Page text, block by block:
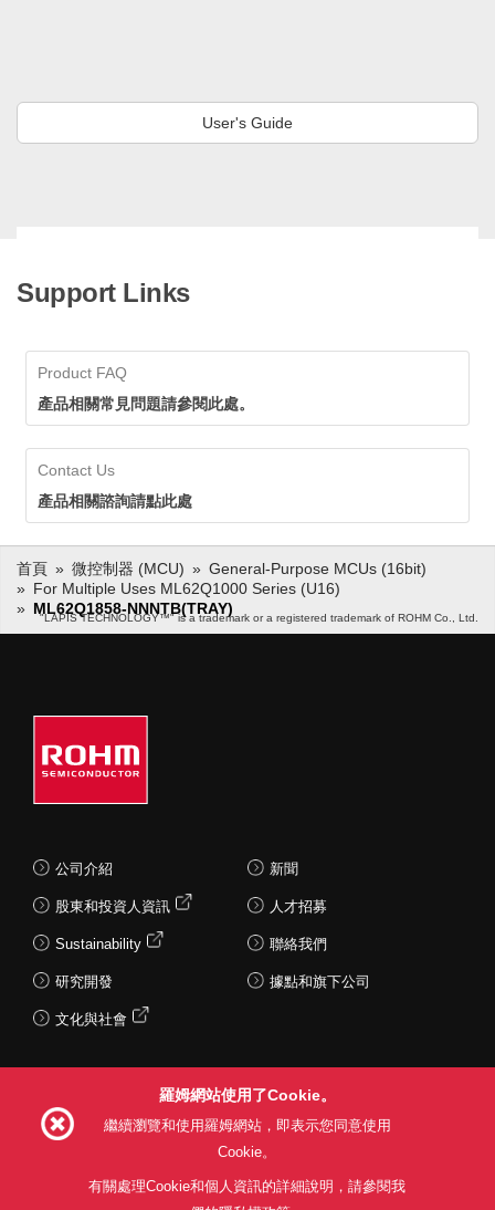
User's Guide
Support Links
Product FAQ
產品相關常見問題請參閱此處。
Contact Us
產品相關諮詢請點此處
"LAPIS TECHNOLOGY™" is a trademark or a registered trademark of ROHM Co., Ltd.
首頁 微控制器 (MCU)
General-Purpose MCUs (16bit)
For Multiple Uses ML62Q1000 Series (U16)
ML62Q1858-NNNTB(TRAY)
公司介紹
股東和投資人資訊
Sustainability
研究開發
文化與社會
新聞
人才招募
聯絡我們
據點和旗下公司
羅姆網站使用了Cookie。
繼續瀏覽和使用羅姆網站，即表示您同意使用
Cookie。
有關處理Cookie和個人資訊的詳細說明，請參閱我